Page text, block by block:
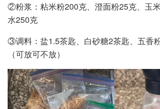
②粉浆：粘米粉200克、澄面粉25克、玉
水250克
③调料：盐1.5茶匙、白砂糖2茶匙、五香
（可放可不放）